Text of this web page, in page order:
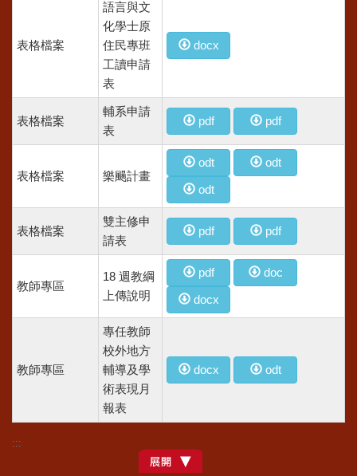
表格檔案
語言與文
化學士原
住民專班
工讀申請
表
docx
表格檔案
輔系申請
表
pdf pdf
表格檔案 樂颺計畫
odt odt
odt
表格檔案
雙主修申
請表
pdf pdf
教師專區
18 週教綱
上傳說明
pdf doc
docx
教師專區
專任教師
校外地方
輔導及學
術表現月
報表
docx odt
:::